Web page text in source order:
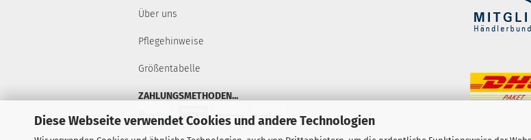
Diese Webseite verwendet Cookies und andere Technologien
Über uns
Pflegehinweise
Größentabelle
ZAHLUNGSMETHODEN...